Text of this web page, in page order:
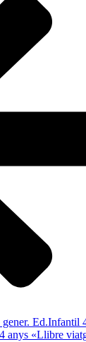
Ed.Infantil
anys «Llibre